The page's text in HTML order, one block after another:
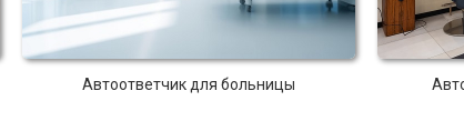
Автоответчик для больницы